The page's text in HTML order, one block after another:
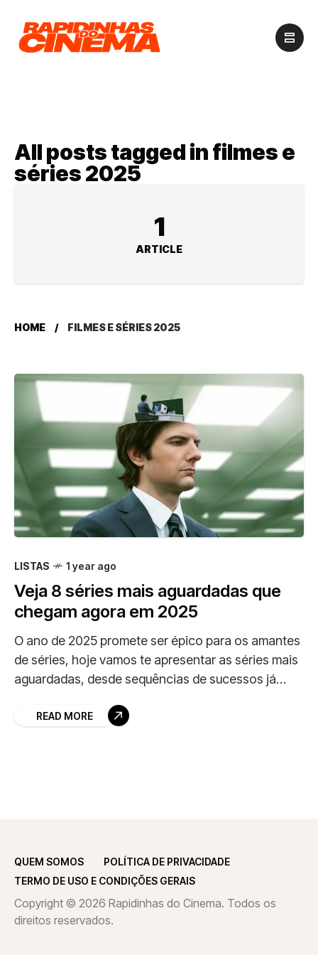
All posts tagged in filmes e
séries 2025
1
ARTICLE
HOME FILMES E SÉRIES 2025
LISTAS 1 year ago
Veja 8 séries mais aguardadas que
chegam agora em 2025
O ano de 2025 promete ser épico para os amantes
de séries, hoje vamos te apresentar as séries mais
aguardadas, desde sequências de sucessos já
READ MORE
QUEM SOMOS
POLÍTICA DE PRIVACIDADE
TERMO DE USO E CONDIÇÕES GERAIS
Copyright © 2026 Rapidinhas do Cinema. Todos os
direitos reservados.